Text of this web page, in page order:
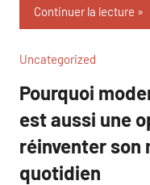
Continuer la lecture
Uncategorized
Pourquoi
est aussi une
réinventer son
quotidien